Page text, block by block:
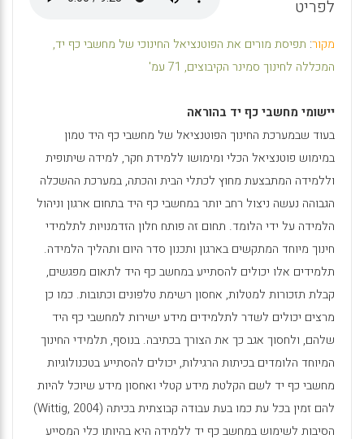
p
p
o
k
לפריט
מקור: תפיסת מורים את הפוטנציאל החינוכי של מחשבי כף יד,
המכללה לחינוך סמינר הקיבוצים, 71 עמ'
יישומי מחשבי כף יד בהוראה
בעוד שבמערכת החינוך הפוטנציאל של מחשבי כף היד טמון
במימוש פוטנציאל הכלי ומימושו ללמידת חקר, למידה שיתופית
וללמידה המתבצעת מחוץ לכתלי הבית והכתה, במערכת ההשכלה
הגבוהה נעשה ניצול רחב יותר במחשבי כף היד בתחום ארגון וניהול
הלמידה על ידי הלומד. תחום זה פותח חלון הזדמנויות לתלמידי
חינוך מיוחד המתקשים בארגון ותכנון סדר היום ותהליך הלמידה.
תלמידים אלו יכולים להסתייע במחשב כף היד לתאום מפגשים,
קבלת תזכורות למטלות, אחסון רשימת טלפונים וכתובות. כמו כן
מרצים יכולים לשדר לתלמידים מידע ישירות למחשבי כף היד
שלהם, ולחסוך אגב כך את הצורך בכתיבה. בנוסף, תלמידי החינוך
המיוחד הלומדים בכיתות הרגילות, יכולים להסתייע בטכנולוגיות
מחשבי כף יד לשם הקלטת מידע קטלי ואחסון מידע שיוכל להיות
להם זמין בכל עת כמו בעת עבודה קבוצתית בכיתה (Wittig, 2004
)
הסיבות לשימוש במחשב כף יד ללמידה היא בהיותו כלי המסייע